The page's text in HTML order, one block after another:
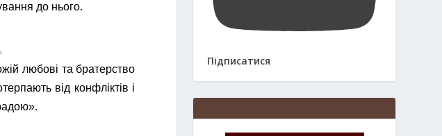
до нього.
любові та братерство
від конфліктів і
Підписатися